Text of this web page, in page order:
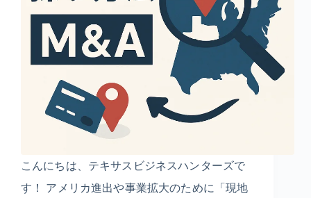
こんにちは、テキサスビジネスハンターズで
す！ アメリカ進出や事業拡大のために「現地